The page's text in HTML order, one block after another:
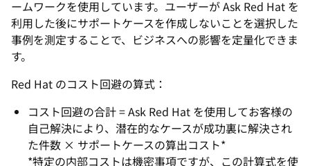
ームワークを使用しています。ユーザーが Ask Red Hat を
利用した後にサポートケースを作成しないことを選択した
事例を測定することで、ビジネスへの影響を定量化できま
す。
Red Hat のコスト回避の算式：
コスト回避の合計 = Ask Red Hat を使用してお客様の
自己解決により、潜在的なケースが成功裏に解決され
た件数 × サポートケースの算出コスト*
*特定の内部コストは機密事項ですが、この計算式を使